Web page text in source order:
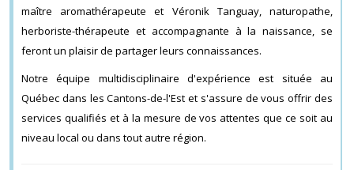
maître aromathérapeute et Véronik Tanguay, naturopathe,
herboriste-thérapeute et accompagnante à la naissance, se
feront un plaisir de partager leurs connaissances.
Notre équipe multidisciplinaire d'expérience est située au
Québec dans les Cantons-de-l'Est et s'assure de vous offrir des
services qualifiés et à la mesure de vos attentes que ce soit au
niveau local ou dans tout autre région.